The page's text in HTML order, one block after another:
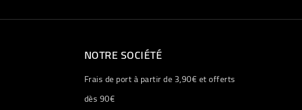
NOTRE SOCIÉTÉ
Frais de port à partir de 3,90€ et offerts
dès 90€